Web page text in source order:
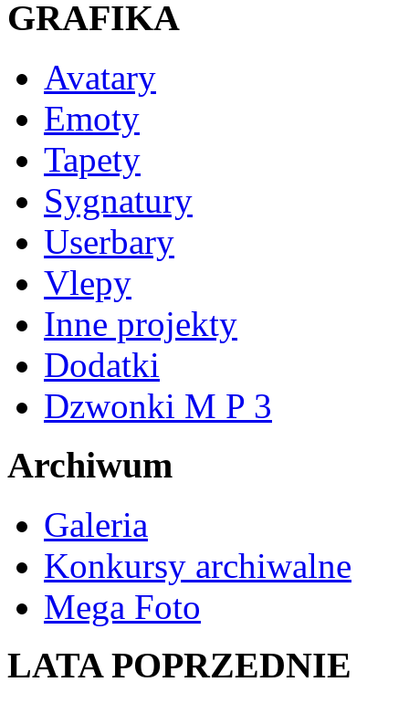
GRAFIKA
Avatary
Emoty
Tapety
Sygnatury
Userbary
Vlepy
Inne projekty
Dodatki
Dzwonki M P 3
Archiwum
Galeria
Konkursy archiwalne
Mega Foto
LATA POPRZEDNIE